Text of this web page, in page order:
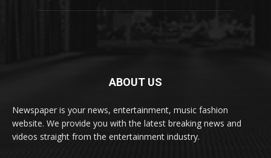
ABOUT US
Newspaper is your news, entertainment, music fashion
website. We provide you with the latest breaking news and
videos straight from the entertainment industry.